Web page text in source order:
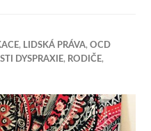
, LIDSKÁ PRÁVA,OCD
DYSPRAXIE, RODIČE,